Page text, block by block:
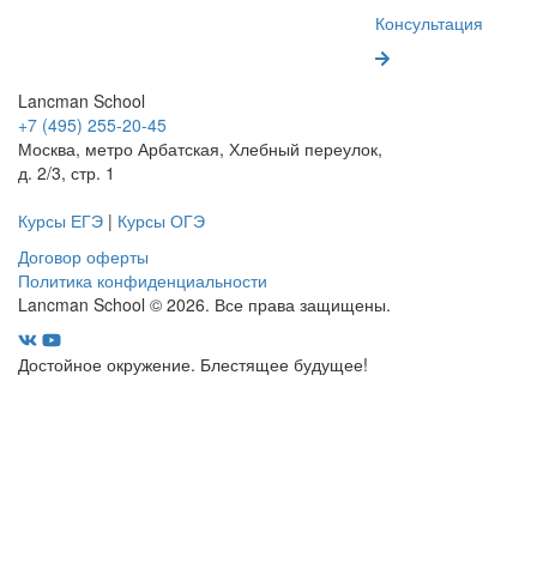
Консультация
Lancman School
+7 (495) 255-20-45
Москва, метро Арбатская, Хлебный переулок,
д. 2/3, стр. 1
Курсы ЕГЭ | Курсы ОГЭ
Договор оферты
Политика конфиденциальности
Lancman School © 2026. Все права защищены.
Достойное окружение. Блестящее будущее!